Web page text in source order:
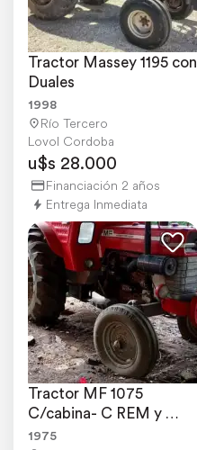
Tractor Massey 1195 con
Duales
1998
Río Tercero
Lovol Cordoba
u$s 28.000
Financiación 2 años
Entrega Inmediata
Tractor MF 1075
C/cabina- C REM y
Toma de Fuerza -año
1975